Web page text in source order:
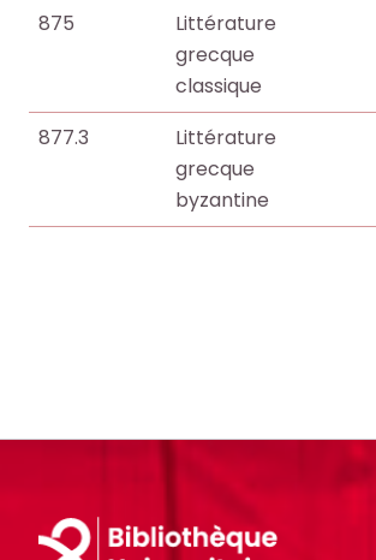
875
Littérature
grecque
classique
877.3
Littérature
grecque
byzantine
Footer